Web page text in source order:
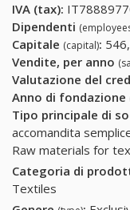
IVA (tax):
Dipendenti
Capitale (capital):
Vendite, per anno
Valutazione del
Anno di fondazione
Tipo principale di
accomandita
Raw materials for
Categoria di
Textiles